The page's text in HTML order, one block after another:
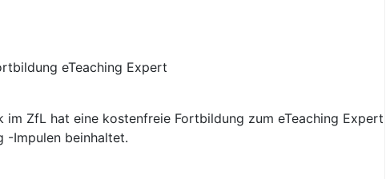
im ZfL hat eine kostenfreie Fortbildung zum eTeaching
-Impulen beinhaltet.